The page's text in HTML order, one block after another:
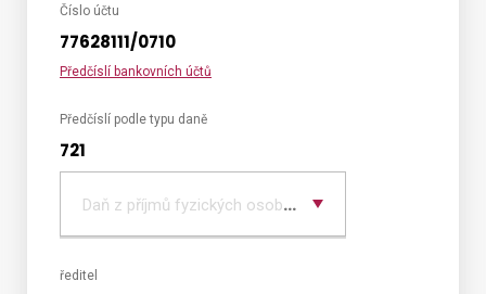
Číslo účtu
77628111/0710
Předčíslí bankovních účtů
Předčíslí podle typu daně
721
typDaň z příjmů fyzických osob podávajících přiznání
ředitel